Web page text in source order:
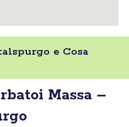
e Cosa
Massa –